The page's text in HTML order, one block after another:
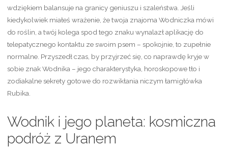
wdziękiem balansuje na granicy geniuszu i szaleństwa. Jeśli
kiedykolwiek miałeś wrażenie, że twoja znajoma Wodniczka mówi
do roślin, a twój kolega spod tego znaku wynalazł aplikację do
telepatycznego kontaktu ze swoim psem – spokojnie, to zupełnie
normalne. Przyszedł czas, by przyjrzeć się, co naprawdę kryje w
sobie znak Wodnika – jego charakterystyka, horoskopowe tło i
zodiakalne sekrety gotowe do rozwikłania niczym łamigłówka
Rubika.
Wodnik i jego planeta: kosmiczna
podróż z Uranem